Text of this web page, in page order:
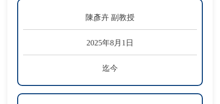
陳彥卉 副教授
2025年8月1日
迄今